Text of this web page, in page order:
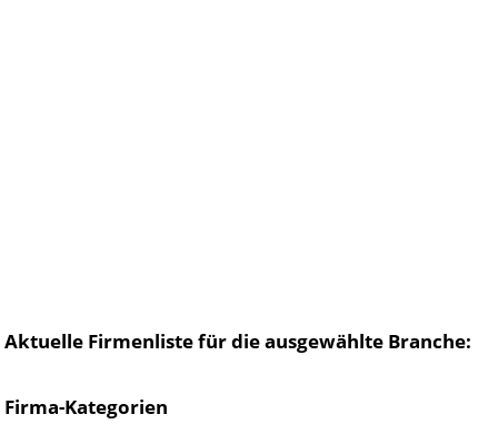
Aktuelle Firmenliste für die ausgewählte Branche:
Firma-Kategorien